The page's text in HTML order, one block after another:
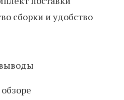
сборки и удобство